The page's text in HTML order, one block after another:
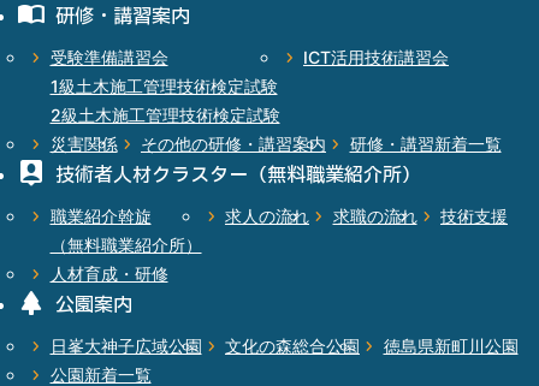
研修・ 講習案内
受験準備講習会
1級土木施工管理技術検定試験
2級土木施工管理技術検定試験
ICT活用技術講習会
災害関係 その他の研修・ 講習案内 研修・講習新着一覧
技術者人材クラスター （無料職業紹介所）
職業紹介斡旋
（無料職業紹介所）
求人の流れ 求職の流れ 技術支援
人材育成・研修
公園案内
日峯大神子広域公園 文化の森総合公園
徳島県新町川公園
公園新着一覧